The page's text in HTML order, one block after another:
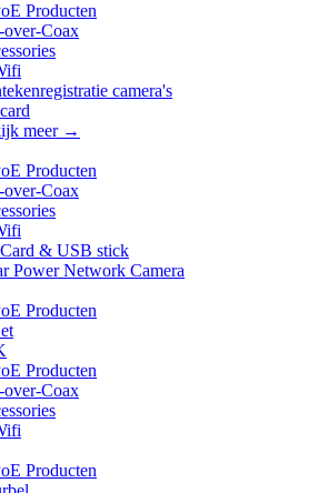
Producten
Coax
camera's
meer →
Producten
Coax
& USB stick
Power Network Camera
Producten
Producten
Coax
Producten